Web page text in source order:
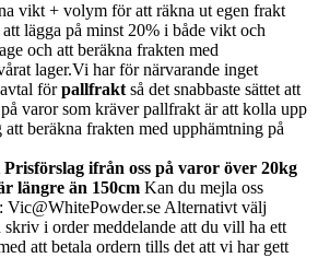
vikt + volym för att räkna ut egen frakt
lägga på minst 20% i både vikt och
och att beräkna frakten med
lager.Vi har för närvarande inget
förpallfrakt så det snabbaste sättet att
varor som kräver pallfrakt är att kolla upp
beräkna frakten med upphämtning på
ifrån oss på varor över 20kg
längre än 150cm Kan du mejla oss
Vic@WhitePowder.se Alternativt välj
i order meddelande att du vill ha ett
att betala ordern tills det att vi har gett